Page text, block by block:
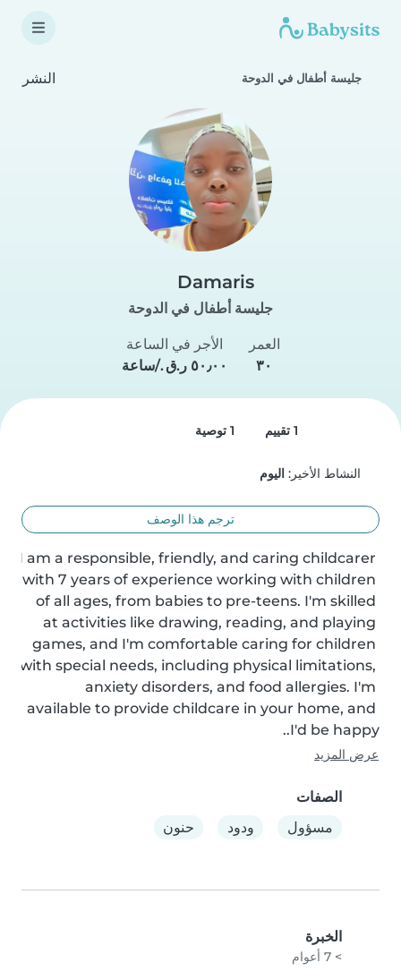
جليسة أطفال في الدوحة النشر
Damaris
جليسة أطفال في الدوحة
العمر
٣٠
الأجر في الساعة
النشاط الأخير: اليوم
ترجم هذا الوصف
I am a responsible, friendly, and caring childcarer
with 7 years of experience working with children
of all ages, from babies to pre-teens. I'm skilled
at activities like drawing, reading, and playing
games, and I'm comfortable caring for children
with special needs, including physical limitations,
anxiety disorders, and food allergies. I'm
available to provide childcare in your home, and
I'd be happy..
عرض المزيد
الصفات
مسؤول
ودود حنون
الخبرة
> 7 أعوام